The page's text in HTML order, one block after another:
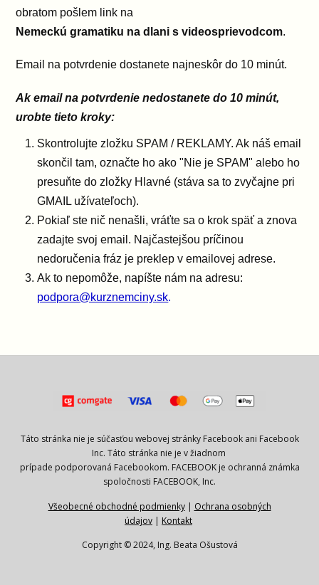
obratom pošlem link na
Nemeckú gramatiku na dlani s videosprievodcom.
Email na potvrdenie dostanete najneskôr do 10 minút.
Ak email na potvrdenie nedostanete do 10 minút,
urobte tieto kroky:
Skontrolujte zložku SPAM / REKLAMY. Ak náš email
skončil tam, označte ho ako "Nie je SPAM" alebo ho
presuňte do zložky Hlavné (stáva sa to zvyčajne pri
GMAIL užívateľoch).
Pokiaľ ste nič nenašli, vráťte sa o krok späť a znova
zadajte svoj email. Najčastejšou príčinou
nedoručenia fráz je preklep v emailovej adrese.
Ak to nepomôže, napíšte nám na adresu:
podpora@kurznemciny.sk.
Táto stránka nie je súčasťou webovej stránky Facebook ani Facebook
Inc. Táto stránka nie je v žiadnom
prípade podporovaná Facebookom. FACEBOOK je ochranná známka
spoločnosti FACEBOOK, Inc.
Všeobecné obchodné podmienky| Ochrana osobných
údajov | Kontakt
Copyright © 2024, Ing. Beata Ošustová